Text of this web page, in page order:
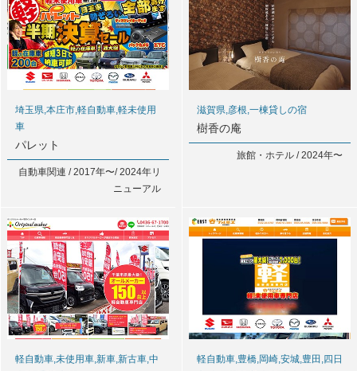
埼玉県,本庄市,軽自動車,軽未使用
車
パレット
自動車関連 / 2017年〜/ 2024年リ
ニューアル
滋賀県,彦根,一棟貸しの宿
樹香の庵
旅館・ホテル / 2024年〜
軽自動車,未使用車,新車,新古車,中
軽自動車,豊橋,岡崎,安城,豊田,四日